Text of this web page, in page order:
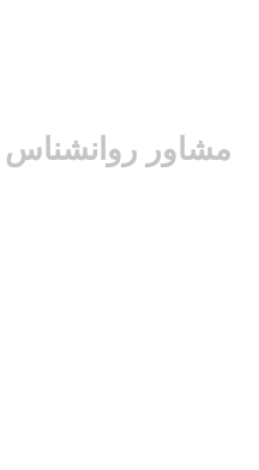
مشاور روانشناس